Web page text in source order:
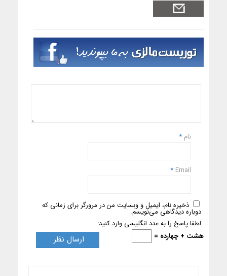
نام *
Email
*
ذخیره نام، ایمیل و وبسایت من در مرورگر برای زمانی که
دوباره دیدگاهی می‌نویسم.
لطفا پاسخ را به عدد انگلیسی وارد کنید:
هشت + چهارده =